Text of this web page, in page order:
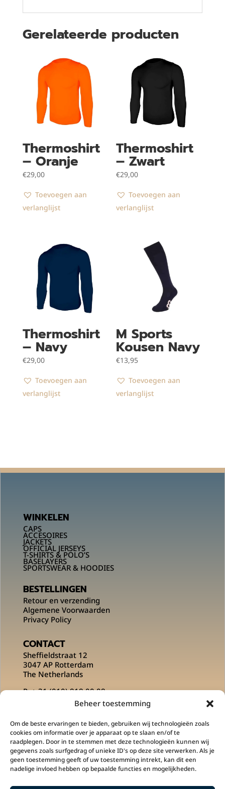
Beheer toestemming
Om de beste ervaringen te bieden, gebruiken wij technologieën zoals
cookies om informatie over je apparaat op te slaan en/of te
raadplegen. Door in te stemmen met deze technologieën kunnen wij
gegevens zoals surfgedrag of unieke ID's op deze site verwerken. Als je
geen toestemming geeft of uw toestemming intrekt, kan dit een
nadelige invloed hebben op bepaalde functies en mogelijkheden.
Gerelateerde producten
Thermoshirt
– Oranje
€29,00
Toevoegen aan
verlanglijst
Thermoshirt
– Zwart
€29,00
Toevoegen aan
verlanglijst
Thermoshirt
– Navy
€29,00
Toevoegen aan
verlanglijst
M Sports
Kousen Navy
€13,95
Toevoegen aan
verlanglijst
WINKELEN
CAPS
ACCESOIRES
JACKETS
OFFICIAL JERSEYS
T-SHIRTS & POLO’S
BASELAYERS
SPORTSWEAR & HOODIES
BESTELLINGEN
Retour en verzending
Algemene Voorwaarden
Privacy Policy
CONTACT
Sheffieldstraat 12
3047 AP Rotterdam
The Netherlands
P:+ 31 (010) 818 00 08
info@msportsofficial.com
VOLG ONS OP